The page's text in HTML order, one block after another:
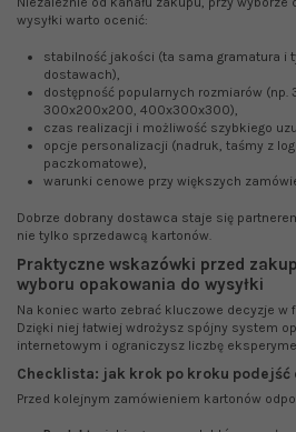
wysyłki warto ocenić:
stabilność jakości (ta sama gramatura i
dostawach),
dostępność popularnych rozmiarów (np.
300x200x200, 400x300x300),
czas realizacji i możliwość szybkiego
opcje personalizacji (nadruk, taśmy z
paczkomatowe),
warunki cenowe przy większych
Dobrze dobrany dostawca staje się
nie tylko sprzedawcą kartonów.
Praktyczne wskazówki przed
wyboru opakowania do wysyłki
Na koniec warto zebrać kluczowe decyzje
Dzięki niej łatwiej wdrożysz spójny system
internetowym i ograniczysz liczbę
Checklista: jak krok po kroku podejść
Przed kolejnym zamówieniem kartonów